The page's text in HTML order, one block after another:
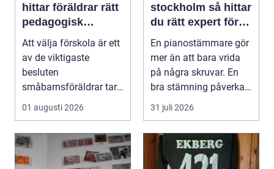
hittar föräldrar rätt
pedagogisk
trygghet
Att välja förskola är ett
av de viktigaste
besluten
småbarnsföräldrar tar.
Omsorg, trygghet,
pedagog...
01 augusti 2026
stockholm så hittar
du rätt expert för
ditt piano
En pianostämmare gör
mer än att bara vrida
på några skruvar. En
bra stämning påverkar
hur pianot låt...
31 juli 2026